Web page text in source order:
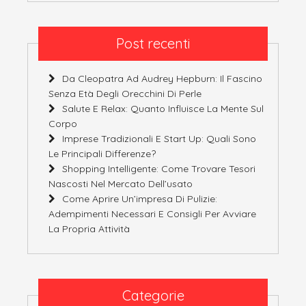
Post recenti
Da Cleopatra Ad Audrey Hepburn: Il Fascino
Senza Età Degli Orecchini Di Perle
Salute E Relax: Quanto Influisce La Mente Sul
Corpo
Imprese Tradizionali E Start Up: Quali Sono
Le Principali Differenze?
Shopping Intelligente: Come Trovare Tesori
Nascosti Nel Mercato Dell’usato
Come Aprire Un’impresa Di Pulizie:
Adempimenti Necessari E Consigli Per Avviare
La Propria Attività
Categorie